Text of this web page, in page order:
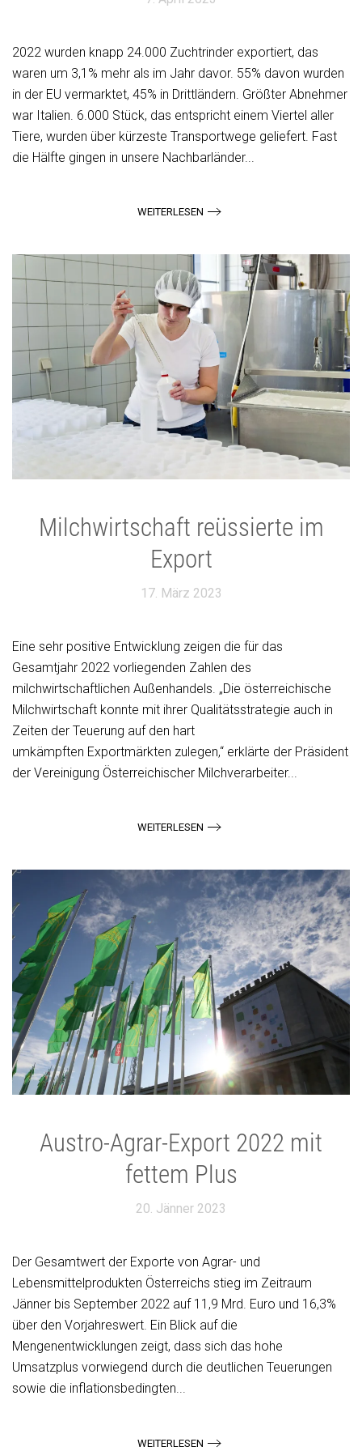
2022 wurden knapp 24.000 Zuchtrinder exportiert, das
waren um 3,1% mehr als im Jahr davor. 55% davon wurden
in der EU vermarktet, 45% in Drittländern. Größter Abnehmer
war Italien. 6.000 Stück, das entspricht einem Viertel aller
Tiere, wurden über kürzeste Transportwege geliefert. Fast
die Hälfte gingen in unsere Nachbarländer...
WEITERLESEN
Milchwirtschaft reüssierte im
Export
17. März 2023
Eine sehr positive Entwicklung zeigen die für das
Gesamtjahr 2022 vorliegenden Zahlen des
milchwirtschaftlichen Außenhandels. „Die österreichische
Milchwirtschaft konnte mit ihrer Qualitätsstrategie auch in
Zeiten der Teuerung auf den hart
umkämpften Exportmärkten zulegen,“ erklärte der Präsident
der Vereinigung Österreichischer Milchverarbeiter...
WEITERLESEN
Austro-Agrar-Export 2022 mit
fettem Plus
20. Jänner 2023
Der Gesamtwert der Exporte von Agrar- und
Lebensmittelprodukten Österreichs stieg im Zeitraum
Jänner bis September 2022 auf 11,9 Mrd. Euro und 16,3%
über den Vorjahreswert. Ein Blick auf die
Mengenentwicklungen zeigt, dass sich das hohe
Umsatzplus vorwiegend durch die deutlichen Teuerungen
sowie die inflationsbedingten...
WEITERLESEN